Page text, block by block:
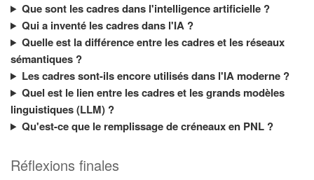
Que sont les cadres dans l'intelligence artificielle ?
Qui a inventé les cadres dans l'IA ?
Quelle est la différence entre les cadres et les réseaux
sémantiques ?
Les cadres sont-ils encore utilisés dans l'IA moderne ?
Quel est le lien entre les cadres et les grands modèles
linguistiques (LLM) ?
Qu'est-ce que le remplissage de créneaux en PNL ?
Réflexions finales